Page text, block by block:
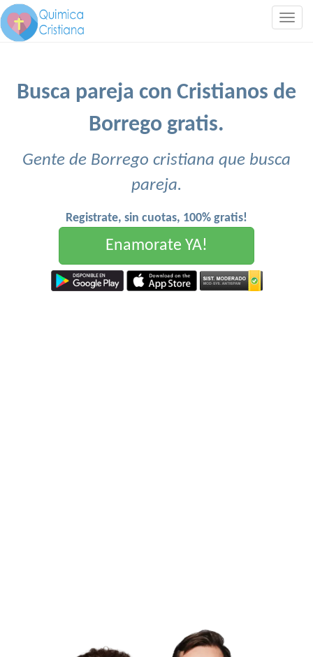
Busca pareja con Cristianos de
Borrego gratis.
Gente de Borrego cristiana que busca
pareja.
Registrate, sin cuotas, 100% gratis!
Enamorate YA!